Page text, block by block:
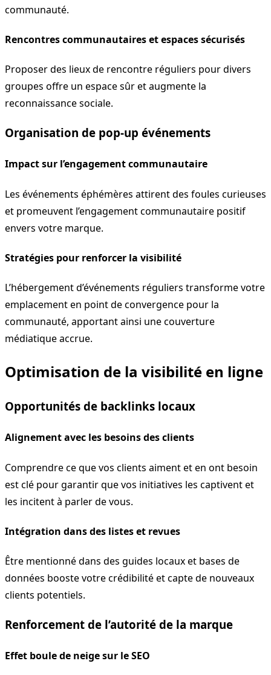
communauté.
Rencontres communautaires et espaces sécurisés
Proposer des lieux de rencontre réguliers pour divers
groupes offre un espace sûr et augmente la
reconnaissance sociale.
Organisation de pop-up événements
Impact sur l’engagement communautaire
Les événements éphémères attirent des foules curieuses
et promeuvent l’engagement communautaire positif
envers votre marque.
Stratégies pour renforcer la visibilité
L’hébergement d’événements réguliers transforme votre
emplacement en point de convergence pour la
communauté, apportant ainsi une couverture
médiatique accrue.
Optimisation de la visibilité en ligne
Opportunités de backlinks locaux
Alignement avec les besoins des clients
Comprendre ce que vos clients aiment et en ont besoin
est clé pour garantir que vos initiatives les captivent et
les incitent à parler de vous.
Intégration dans des listes et revues
Être mentionné dans des guides locaux et bases de
données booste votre crédibilité et capte de nouveaux
clients potentiels.
Renforcement de l’autorité de la marque
Effet boule de neige sur le SEO